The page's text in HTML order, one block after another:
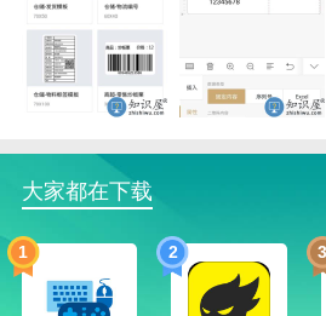
智能识别装入的标签纸，清晰简
现一步打印。
无需额外操作就可在云端将您的
下，换台手机也可以打印。
支持蓝牙打印机:可对接各种快麦
编辑条码:界面清晰,可轻松设计任
图标装饰、标签装饰，开启您个
白标签纸也不再单调。
大家都在下载
1 2 3